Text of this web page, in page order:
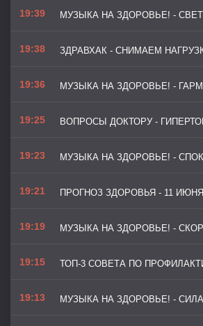
19:39
19:38
19:36
19:25
19:23
19:21 ПРОГНОЗ ЗДОРОВЬЯ - 11 ИЮНЯ
19:19
19:15
19:13